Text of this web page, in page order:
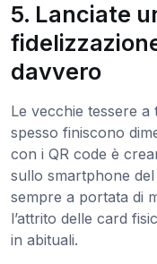
5. Lanciate
davvero
Le vecchie tessere
spesso finiscono
con i QR code è
sullo smartphone
sempre a portata di
l’attrito delle card
in abituali.